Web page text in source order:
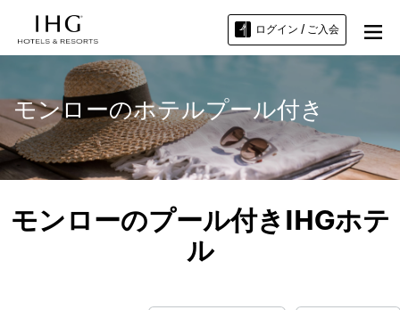
ログイン / ご入会
モンローのホテルプール付き
モンローのプール付きIHGホテ
ル